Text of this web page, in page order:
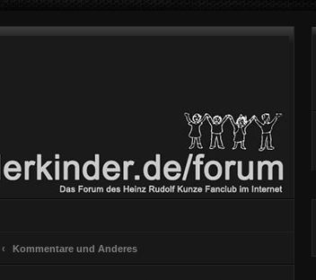
Kommentare und Anderes